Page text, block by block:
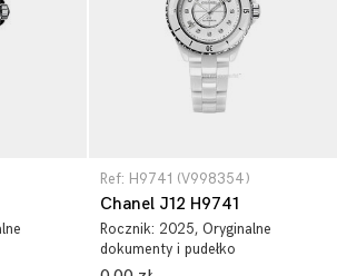
Ref: H9741 (V998354)
Chanel J12 H9741
Rocznik: 2025, Oryginalne
dokumenty i pudełko